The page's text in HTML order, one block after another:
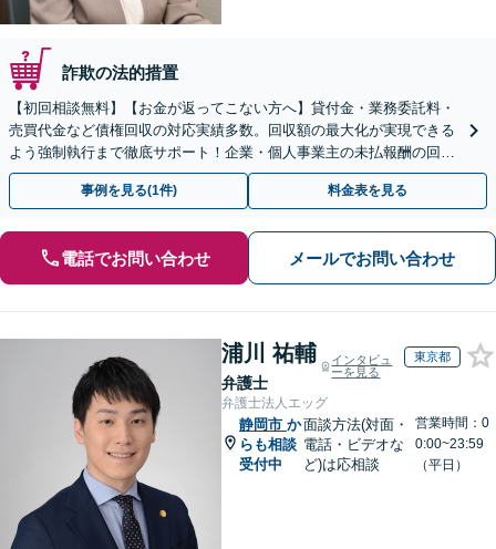
詐欺の法的措置
【初回相談無料】【お金が返ってこない方へ】貸付金・業務委託料・
売買代金など債権回収の対応実績多数。回収額の最大化が実現できる
よう強制執行まで徹底サポート！企業・個人事業主の未払報酬の回収
もお任せください【新静岡駅直結】【夜間・休日相談OK】
事例を見る(1件) 料金表を見る
電話でお問い合わせ メールでお問い合わせ
浦川 祐輔
弁護士
インタビュ
ーを見る
東京都
弁護士法人エッグ
静岡市 か
らも相談
受付中
面談方法(対面・
電話・ビデオな
ど)は応相談
営業時間：0
0:00~23:59
（平日）